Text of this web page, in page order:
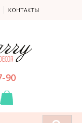
КОНТАКТЫ
90